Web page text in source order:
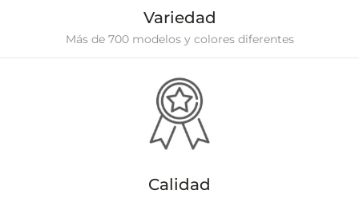
Variedad
Más de 700 modelos y colores diferentes
Calidad